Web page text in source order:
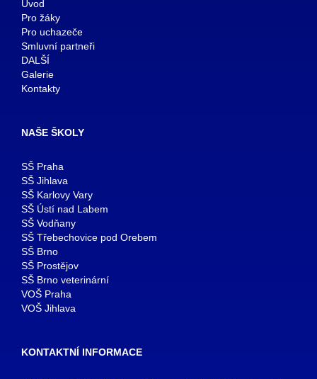
Úvod
Pro žáky
Pro uchazeče
Smluvní partneři
DALŠÍ
Galerie
Kontakty
NAŠE ŠKOLY
SŠ Praha
SŠ Jihlava
SŠ Karlovy Vary
SŠ Ústí nad Labem
SŠ Vodňany
SŠ Třebechovice pod Orebem
SŠ Brno
SŠ Prostějov
SŠ Brno veterinární
VOŠ Praha
VOŠ Jihlava
KONTAKTNÍ INFORMACE